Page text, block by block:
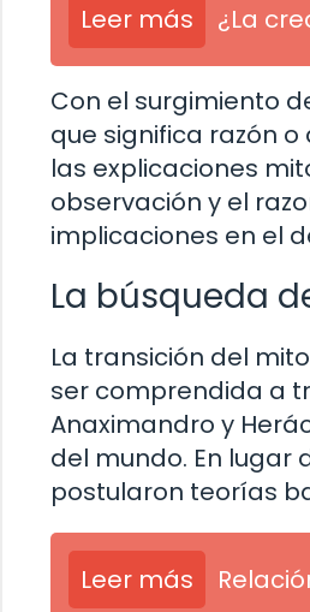
Leer más ¿La
Con el surgimiento
que significa razón
las explicaciones
observación y el
implicaciones en el
La búsqueda
La transición del
ser comprendida a
Anaximandro y
del mundo. En lugar
postularon teorías
Leer más